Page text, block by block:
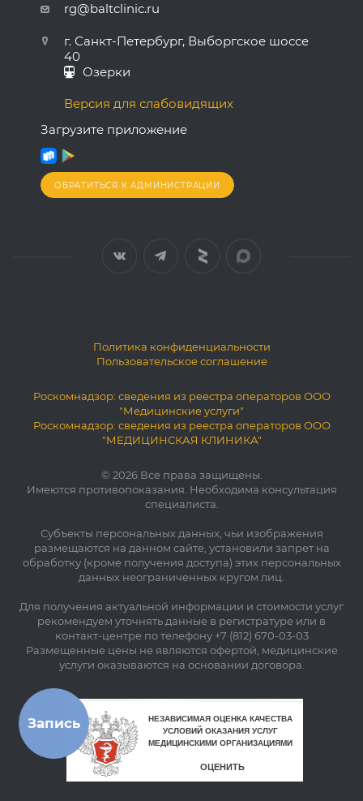
rg@baltclinic.ru
г. Санкт-Петербург, Выборгское шоссе
40
Озерки
Версия для слабовидящих
Загрузите приложение
ОБРАТИТЬСЯ К АДМИНИСТРАЦИИ
Политика конфиденциальности
Пользовательское соглашение
Роскомнадзор: сведения из реестра операторов ООО
"Медицинские услуги"
Роскомнадзор: сведения из реестра операторов ООО
"МЕДИЦИНСКАЯ КЛИНИКА"
© 2026 Все права защищены.
Имеются противопоказания. Необходима консультация
специалиста.
Субъекты персональных данных, чьи изображения
размещаются на данном сайте, установили запрет на
обработку (кроме получения доступа) этих персональных
данных неограниченных кругом лиц.
Для получения актуальной информации и стоимости услуг
рекомендуем уточнять данные в регистратуре или в
контакт-центре по телефону +7 (812) 670-03-03
Размещенные цены не являются офертой, медицинские
услуги оказываются на основании договора.
Запись